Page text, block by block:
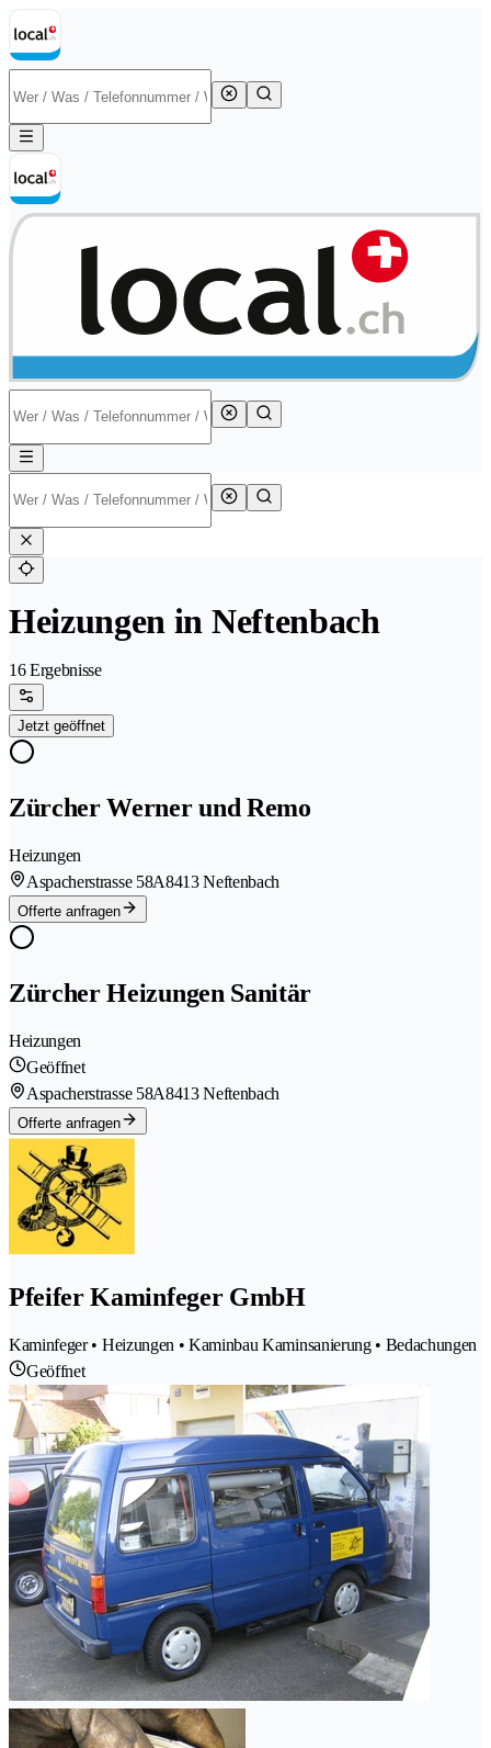
Heizungen in Neftenbach
16 Ergebnisse
Jetzt geöffnet
Zürcher Werner und Remo
Heizungen
Aspacherstrasse 58A8413 Neftenbach
Offerte anfragen
Zürcher Heizungen Sanitär
Heizungen
Geöffnet
Aspacherstrasse 58A8413 Neftenbach
Offerte anfragen
Pfeifer Kaminfeger GmbH
Kaminfeger • Heizungen • Kaminbau Kaminsanierung • Bedachungen
Geöffnet